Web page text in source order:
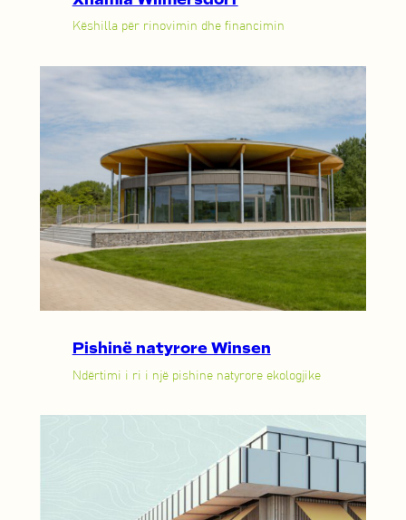
Këshilla për rinovimin dhe financimin
Pishinë natyrore Winsen
Ndërtimi i ri i një pishine natyrore ekologjike